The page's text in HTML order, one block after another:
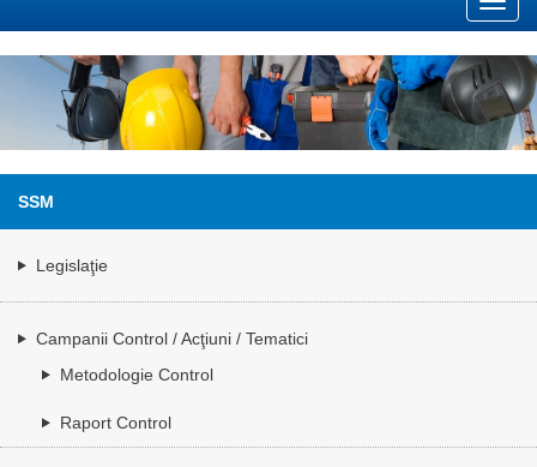
SSM
Legislaţie
Campanii Control / Acţiuni / Tematici
Metodologie Control
Raport Control